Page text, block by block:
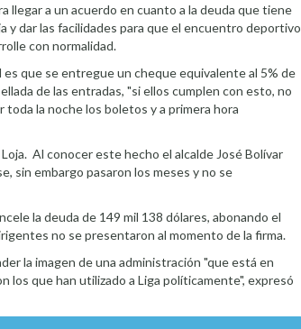
llegar a un acuerdo en cuanto a la deuda que tiene
y dar las facilidades para que el encuentro deportivo
con normalidad.
es que se entregue un cheque equivalente al 5% de
de las entradas, "si ellos cumplen con esto, no
la noche los boletos y a primera hora
Al conocer este hecho el alcalde José Bolívar
sin embargo pasaron los meses y no se
la deuda de 149 mil 138 dólares, abonando el
no se presentaron al momento de la firma.
la imagen de una administración "que está en
que han utilizado a Liga políticamente", expresó